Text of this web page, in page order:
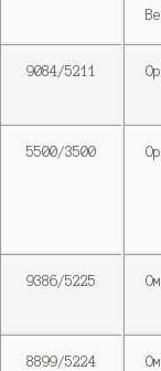
9084/5211
5500/3500
9386/5225
8899/5224